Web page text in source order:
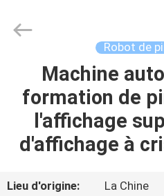
LA
MAISON
Dunya
Sports
Robot de
Machine
formation de
l'affichage
d'affichage à
Lieu d'origine:
La Chine